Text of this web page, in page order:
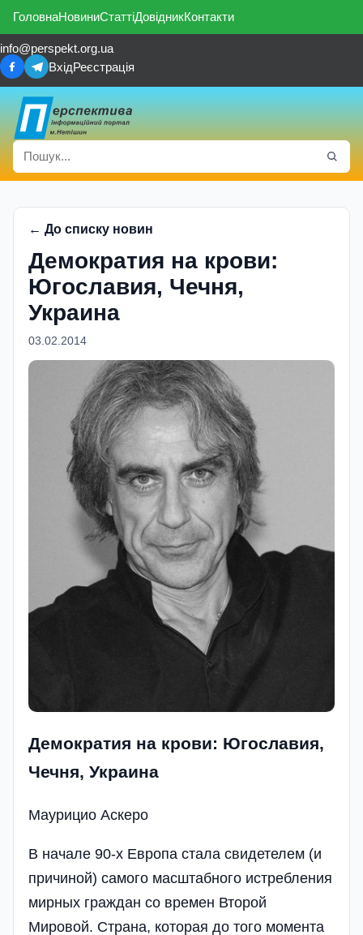
ГоловнаНовиниСтаттіДовідникКонтакти
info@perspekt.org.ua
ВхідРеєстрація
← До списку новин
Демократия на крови:
Югославия, Чечня,
Украина
03.02.2014
Демократия на крови: Югославия,
Чечня, Украина
Маурицио Аскеро
В начале 90-х Европа стала свидетелем (и
причиной) самого масштабного истребления
мирных граждан со времен Второй
Мировой. Страна, которая до того момента